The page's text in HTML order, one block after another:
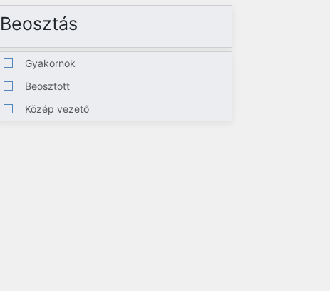
Beosztás
Gyakornok
Beosztott
Közép vezető